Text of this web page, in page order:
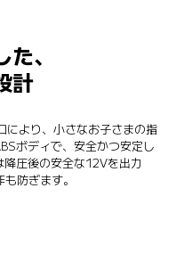
、
計
により、小さなお子さまの指
ボディで、安全かつ安定し
圧後の安全な12Vを出力
防ぎます。